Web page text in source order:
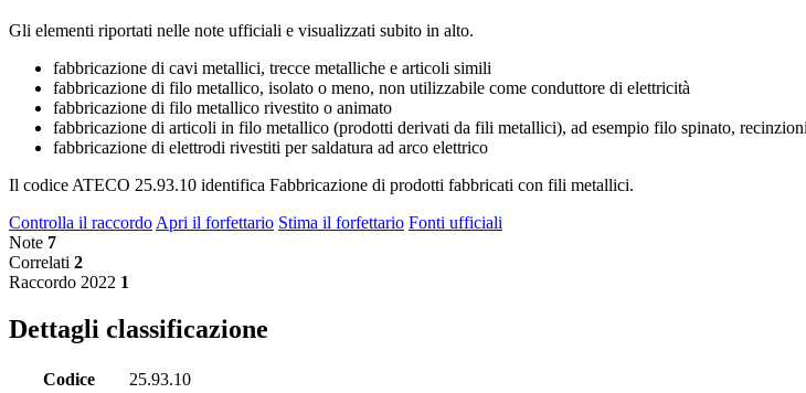
Gli elementi riportati nelle note ufficiali e visualizzati subito in alto.
fabbricazione di cavi metallici, trecce metalliche e articoli simili
fabbricazione di filo metallico, isolato o meno, non utilizzabile come conduttore di elettricità
fabbricazione di filo metallico rivestito o animato
fabbricazione di articoli in filo metallico (prodotti derivati da fili metallici), ad esempio filo spinato,
fabbricazione di elettrodi rivestiti per saldatura ad arco elettrico
Il codice ATECO 25.93.10 identifica Fabbricazione di prodotti fabbricati con fili metallici.
Controlla il raccordo Apri il forfettario Stima il forfettario Fonti ufficiali
Note 7
Correlati 2
Raccordo 2022 1
Dettagli classificazione
Codice
25.93.10